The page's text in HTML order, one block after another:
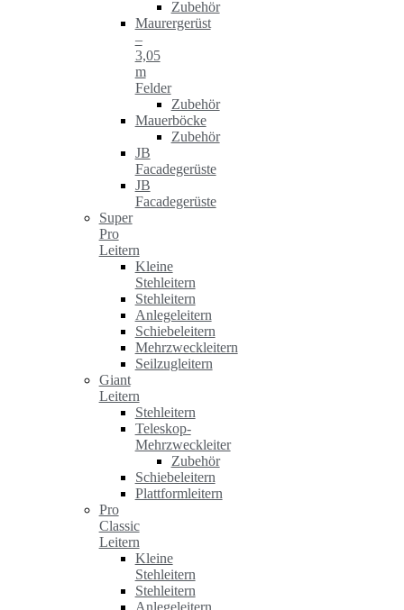
Zubehör
Maurergerüst
–
3,05
m
Felder
Zubehör
Mauerböcke
Zubehör
JB
Facadegerüste
JB
Facadegerüste
Super
Pro
Leitern
Kleine
Stehleitern
Stehleitern
Anlegeleitern
Schiebeleitern
Mehrzweckleitern
Seilzugleitern
Giant
Leitern
Stehleitern
Teleskop-
Mehrzweckleiter
Zubehör
Schiebeleitern
Plattformleitern
Pro
Classic
Leitern
Kleine
Stehleitern
Stehleitern
Anlegeleitern